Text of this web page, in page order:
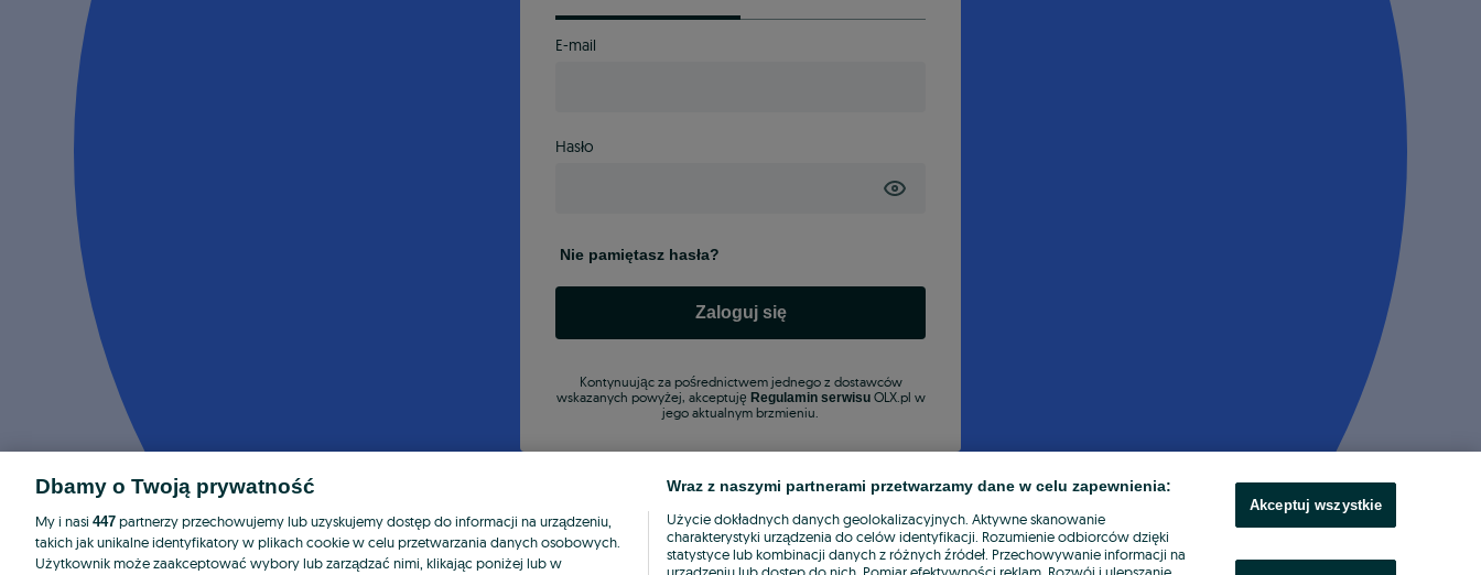
E-mail
Hasło
Nie pamiętasz hasła?
Zaloguj się
Kontynuując za pośrednictwem jednego z dostawców
wskazanych powyżej, akceptuję Regulamin serwisuOLX.pl w
jego aktualnym brzmieniu.
Dbamy o Twoją prywatność
My i nasi 447 partnerzy przechowujemy lub uzyskujemy dostęp do informacji na urządzeniu,
takich jak unikalne identyfikatory w plikach cookie w celu przetwarzania danych osobowych.
Użytkownik może zaakceptować wybory lub zarządzać nimi, klikając poniżej lub w
Wraz z naszymi partnerami przetwarzamy dane w celu zapewnienia:
Użycie dokładnych danych geolokalizacyjnych. Aktywne skanowanie
charakterystyki urządzenia do celów identyfikacji. Rozumienie odbiorców dzięki
statystyce lub kombinacji danych z różnych źródeł. Przechowywanie informacji na
Akceptuj wszystkie